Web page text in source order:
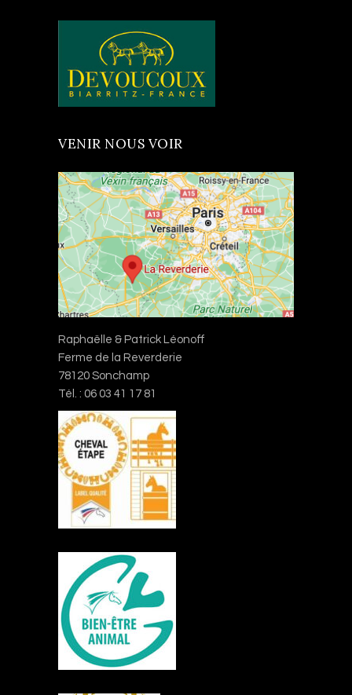
VENIR NOUS VOIR
Raphaëlle & Patrick Léonoff
Ferme de la Reverderie
78120 Sonchamp
Tél. : 06 03 41 17 81